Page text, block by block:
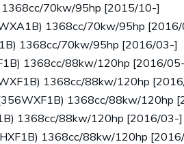
1368cc/70kw/95hp [2015/10-]
1368cc/70kw/95hp
1368cc/70kw/95hp [2016/03-]
1368cc/88kw/120hp [2016/
1368cc/88kw/120hp
(356WXF1B) 1368cc/88kw/120hp
1368cc/88kw/120hp [2016/03-]
1368cc/88kw/120hp